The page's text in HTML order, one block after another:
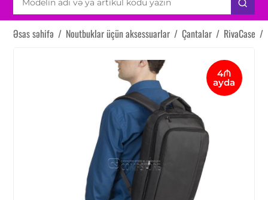
Əsas səhifə / Noutbuklar üçün aksessuarlar / Çantalar / RivaCase /
4₼
ayda